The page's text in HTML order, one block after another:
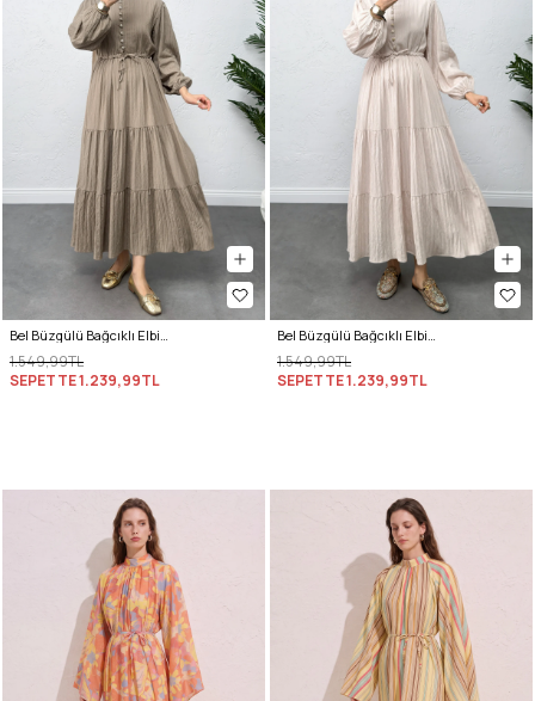
Bel Büzgülü Bağcıklı Elbise 0081 - HAKİ
1.549,99TL
SEPETTE1.239,99TL
Bel Büzgülü Bağcıklı Elbise 0081 - EKRU
1.549,99TL
SEPETTE1.239,99TL